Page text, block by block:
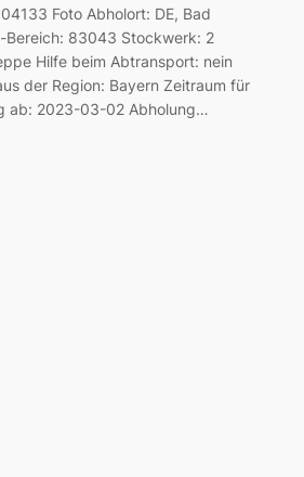
Foto Abholort: DE, Bad
Bereich: 83043 Stockwerk: 2
Hilfe beim Abtransport: nein
der Region: Bayern Zeitraum für
ab: 2023-03-02 Abholung…